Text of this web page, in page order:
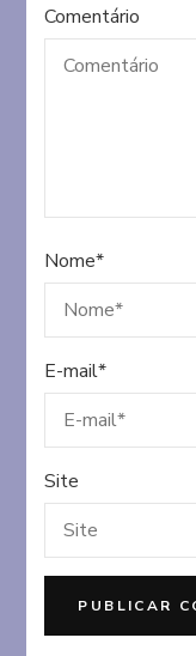
Comentário
Nome*
E-mail*
Site